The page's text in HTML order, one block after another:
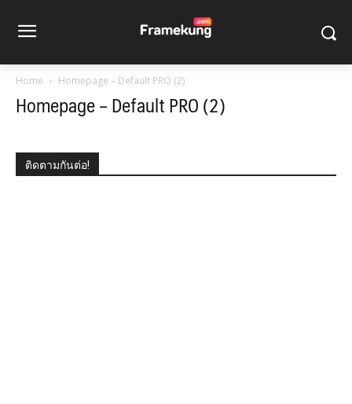
Home Homepage – Default PRO (2)
Homepage – Default PRO (2)
ติดตามกันต่อ!